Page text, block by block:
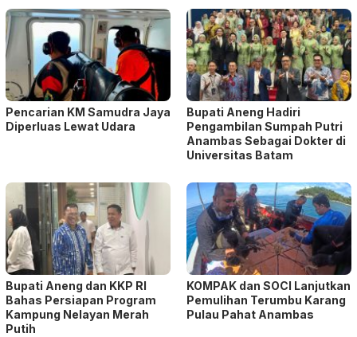
Pencarian KM Samudra Jaya
Diperluas Lewat Udara
Bupati Aneng Hadiri
Pengambilan Sumpah Putri
Anambas Sebagai Dokter di
Universitas Batam
Bupati Aneng dan KKP RI
Bahas Persiapan Program
Kampung Nelayan Merah
Putih
KOMPAK dan SOCI Lanjutkan
Pemulihan Terumbu Karang
Pulau Pahat Anambas